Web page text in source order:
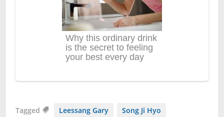
Tagged Leessang Gary Song Ji Hyo